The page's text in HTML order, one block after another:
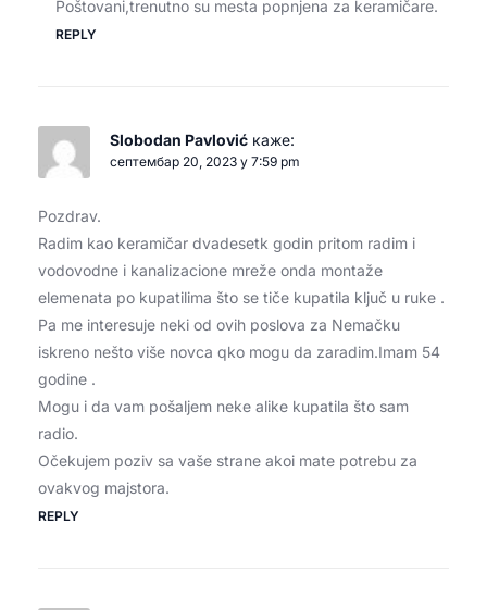
Poštovani,trenutno su mesta popnjena za keramičare.
REPLY
Slobodan Pavlović каже:
септембар 20, 2023 у 7:59 pm
Pozdrav.
Radim kao keramičar dvadesetk godin pritom radim i
vodovodne i kanalizacione mreže onda montaže
elemenata po kupatilima što se tiče kupatila ključ u ruke .
Pa me interesuje neki od ovih poslova za Nemačku
iskreno nešto više novca qko mogu da zaradim.Imam 54
godine .
Mogu i da vam pošaljem neke alike kupatila što sam
radio.
Očekujem poziv sa vaše strane akoi mate potrebu za
ovakvog majstora.
REPLY